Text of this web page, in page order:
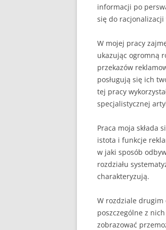
informacji po
się do
W mojej pracy
ukazując ogromną
przekazów
posługują się ich
tej pracy
specjalistycznej
Praca moja składa
istota i funkcje
w jaki sposób
rozdziału
charakteryzują.
W rozdziale drugim
poszczególne z
zobrazować